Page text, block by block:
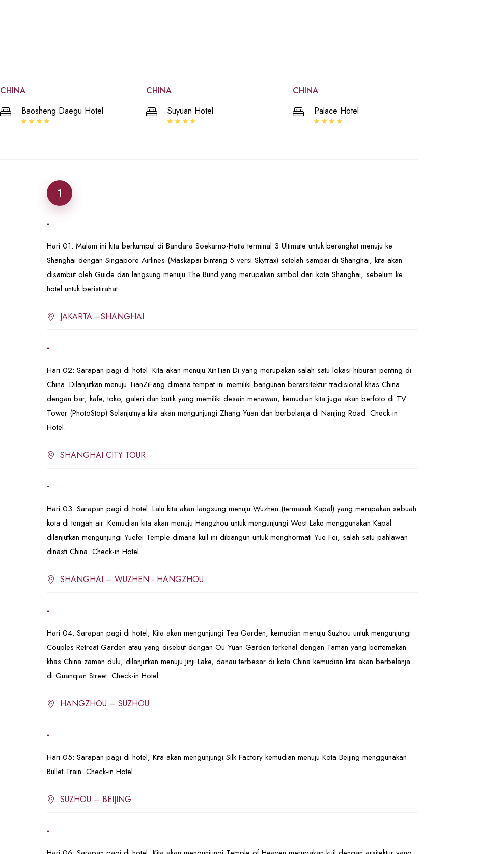
CHINA
Baosheng Daegu Hotel
CHINA
Suyuan Hotel
CHINA
Palace Hotel
1
-
Hari 01: Malam ini kita berkumpul di Bandara Soekarno-Hatta terminal 3 Ultimate untuk berangkat menuju ke
Shanghai dengan Singapore Airlines (Maskapai bintang 5 versi Skytrax) setelah sampai di Shanghai, kita akan
disambut oleh Guide dan langsung menuju The Bund yang merupakan simbol dari kota Shanghai, sebelum ke
hotel untuk beristirahat
JAKARTA –SHANGHAI
-
Hari 02: Sarapan pagi di hotel. Kita akan menuju XinTian Di yang merupakan salah satu lokasi hiburan penting di
China. Dilanjutkan menuju TianZiFang dimana tempat ini memiliki bangunan berarsitektur tradisional khas China
dengan bar, kafe, toko, galeri dan butik yang memiliki desain menawan, kemudian kita juga akan berfoto di TV
Tower (PhotoStop) Selanjutnya kita akan mengunjungi Zhang Yuan dan berbelanja di Nanjing Road. Check-in
Hotel.
SHANGHAI CITY TOUR
-
Hari 03: Sarapan pagi di hotel. Lalu kita akan langsung menuju Wuzhen (termasuk Kapal) yang merupakan sebuah
kota di tengah air. Kemudian kita akan menuju Hangzhou untuk mengunjungi West Lake menggunakan Kapal
dilanjutkan mengunjungi Yuefei Temple dimana kuil ini dibangun untuk menghormati Yue Fei, salah satu pahlawan
dinasti China. Check-in Hotel
SHANGHAI – WUZHEN - HANGZHOU
-
Hari 04: Sarapan pagi di hotel, Kita akan mengunjungi Tea Garden, kemudian menuju Suzhou untuk mengunjungi
Couples Retreat Garden atau yang disebut dengan Ou Yuan Garden terkenal dengan Taman yang bertemakan
khas China zaman dulu, dilanjutkan menuju Jinji Lake, danau terbesar di kota China kemudian kita akan berbelanja
di Guanqian Street. Check-in Hotel.
HANGZHOU – SUZHOU
-
Hari 05: Sarapan pagi di hotel, Kita akan mengunjungi Silk Factory kemudian menuju Kota Beijing menggunakan
Bullet Train. Check-in Hotel.
SUZHOU – BEIJING
-